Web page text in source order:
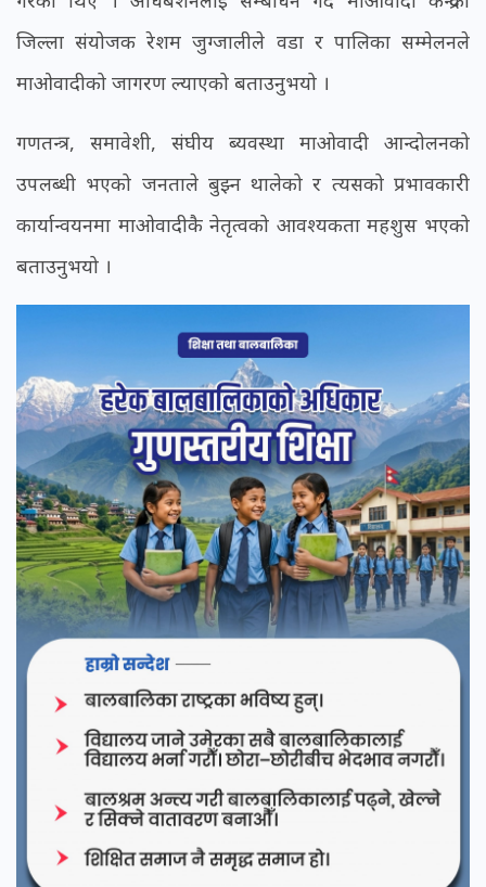
जिल्ला संयोजक रेशम जुग्जालीले वडा र पालिका सम्मेलनले
माओवादीको जागरण ल्याएको बताउनुभयो ।
गणतन्त्र, समावेशी, संघीय ब्यवस्था माओवादी आन्दोलनको
उपलब्धी भएको जनताले बुझ्न थालेको र त्यसको प्रभावकारी
कार्यान्वयनमा माओवादीकै नेतृत्वको आवश्यकता महशुस भएको
बताउनुभयो ।